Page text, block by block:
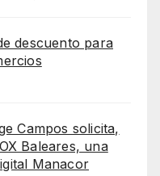
descuento para
Campos solicita,
Baleares, una
Manacor